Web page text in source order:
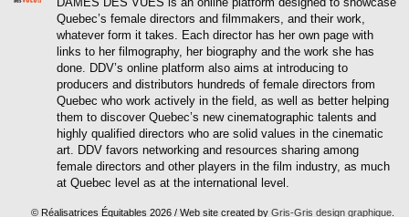
Quebec’s female directors and filmmakers, and their work,
whatever form it takes. Each director has her own page with
links to her filmography, her biography and the work she has
done. DDV’s online platform also aims at introducing to
producers and distributors hundreds of female directors from
Quebec who work actively in the field, as well as better helping
them to discover Quebec’s new cinematographic talents and
highly qualified directors who are solid values in the cinematic
art. DDV favors networking and resources sharing among
female directors and other players in the film industry, as much
at Quebec level as at the international level.
© Réalisatrices Équitables 2026 / Web site created by Gris-Gris design graphique.